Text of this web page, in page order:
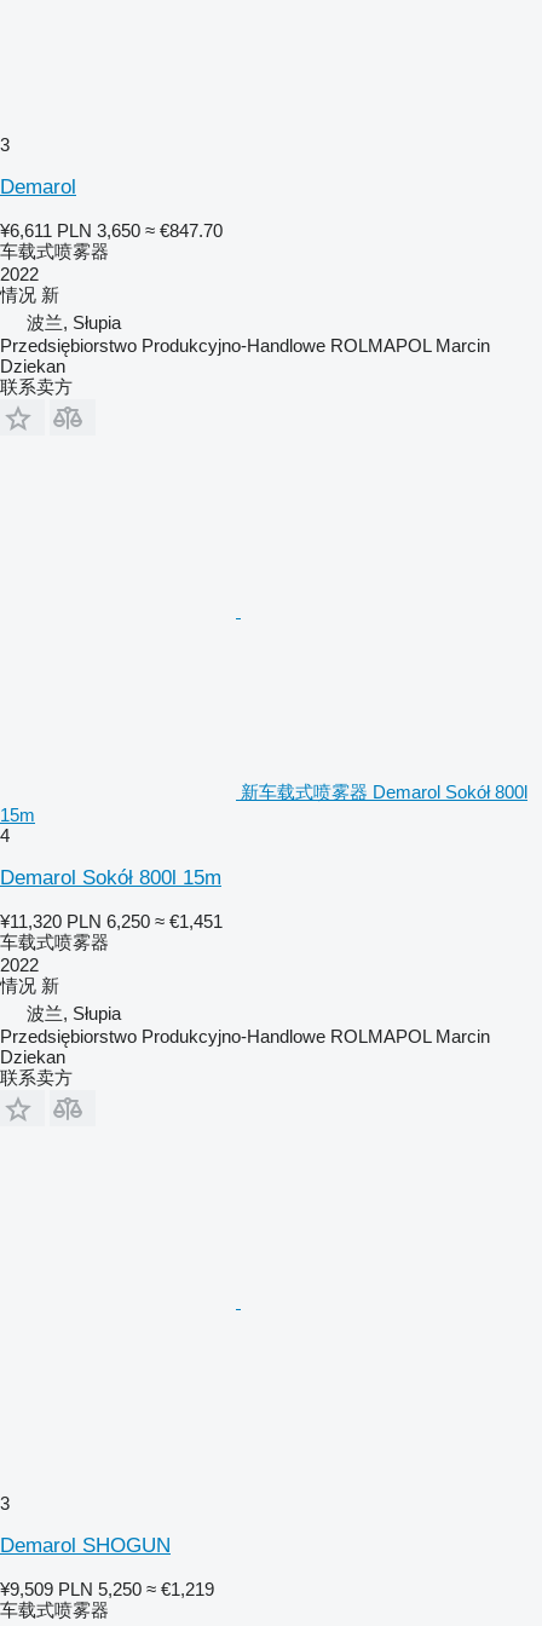
3
Demarol
¥6,611 PLN 3,650 ≈ €847.70
车载式喷雾器
2022
情况 新
波兰, Słupia
Przedsiębiorstwo Produkcyjno-Handlowe ROLMAPOL Marcin
Dziekan
联系卖方
新车载式喷雾器 Demarol Sokół 800l
15m
4
Demarol Sokół 800l 15m
¥11,320 PLN 6,250 ≈ €1,451
车载式喷雾器
2022
情况 新
波兰, Słupia
Przedsiębiorstwo Produkcyjno-Handlowe ROLMAPOL Marcin
Dziekan
联系卖方
3
Demarol SHOGUN
¥9,509 PLN 5,250 ≈ €1,219
车载式喷雾器